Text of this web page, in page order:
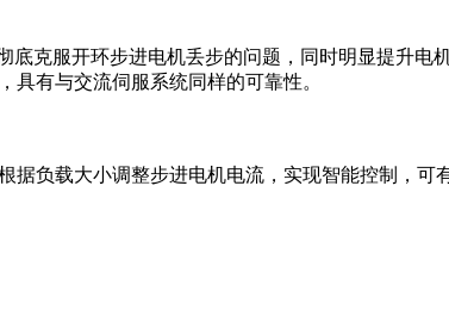
克服开环步进电机丢步的问题，同时明显提升
具有与交流伺服系统同样的可靠性。
负载大小调整步进电机电流，实现智能控制，